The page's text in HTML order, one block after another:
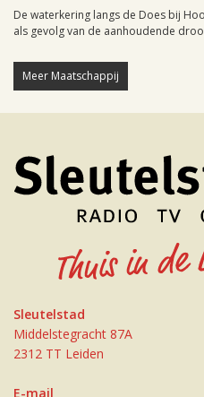
De waterkering langs de Does bij
als gevolg van de aanhoudende
Meer Maatschappij
Sleutelstad
Middelstegracht 87A
2312 TT Leiden
E-mail